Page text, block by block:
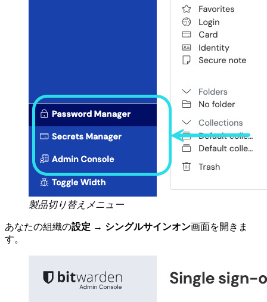
製品切り替えメニュー
あなたの組織の設定 → シングルサインオン画面を開きま
す。